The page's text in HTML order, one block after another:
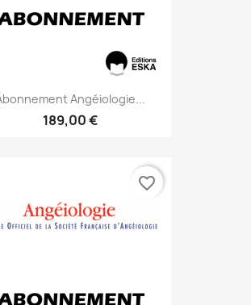
Angéiologie...
189,00 €
favorite_border